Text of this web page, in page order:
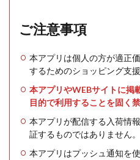
ご注意事項
本アプリは個人の方が適正
するためのショッピング支援
本アプリやWEBサイトに掲
目的で利用することを固く
本アプリが配信する入荷情
証するものではありません。
本アプリはプッシュ通知を